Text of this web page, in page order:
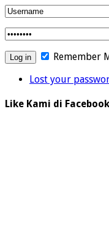
Remember
Lost your
Like Kami di Facebook